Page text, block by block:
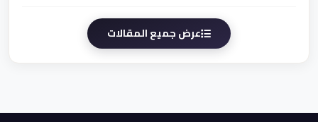
عرض جميع المقالات